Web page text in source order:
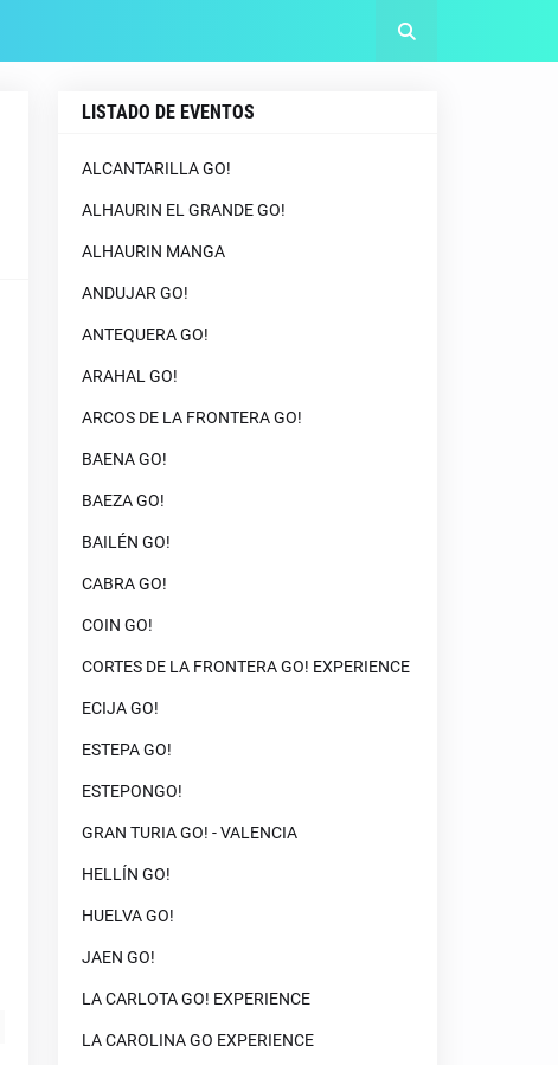
LISTADO DE EVENTOS
ALCANTARILLA GO!
ALHAURIN EL GRANDE GO!
ALHAURIN MANGA
ANDUJAR GO!
ANTEQUERA GO!
ARAHAL GO!
ARCOS DE LA FRONTERA GO!
BAENA GO!
BAEZA GO!
BAILÉN GO!
CABRA GO!
COIN GO!
CORTES DE LA FRONTERA GO! EXPERIENCE
ECIJA GO!
ESTEPA GO!
ESTEPONGO!
GRAN TURIA GO! - VALENCIA
HELLÍN GO!
HUELVA GO!
JAEN GO!
LA CARLOTA GO! EXPERIENCE
LA CAROLINA GO EXPERIENCE